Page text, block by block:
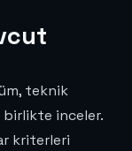
teknik
birlikte inceler.
kriterleri